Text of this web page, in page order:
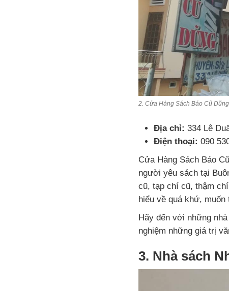
2. Cửa Hàng Sách Báo Cũ Dũng
Địa chỉ: 334 Lê
Điện thoại: 090
Cửa Hàng Sách Báo
người yêu sách tại
cũ, tạp chí cũ, thậm
hiểu về quá khứ,
Hãy đến với những
nghiệm những giá trị
3. Nhà sách